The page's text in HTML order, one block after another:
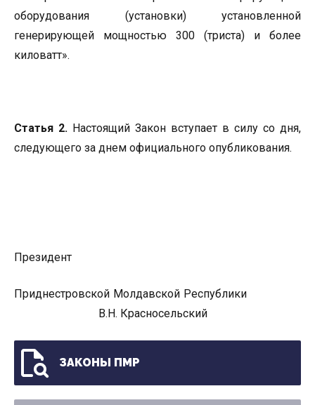
оборудования (установки) установленной
генерирующей мощностью 300 (триста) и более
киловатт».
Статья 2. Настоящий Закон вступает в силу со дня,
следующего за днем официального опубликования.
Президент
Приднестровской Молдавской Республики
В.Н. Красносельский
ЗАКОНЫ ПМР